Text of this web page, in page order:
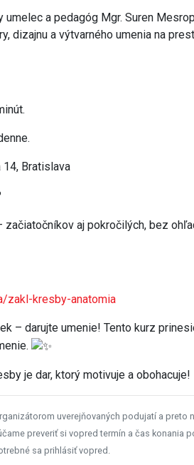
umelec a pedagóg Mgr. Suren
dizajnu a výtvarného umenia na
14, Bratislava
začiatočníkov aj pokročilých, bez
zakl-kresby-anatomia
– darujte umenie! Tento kurz
je dar, ktorý motivuje a obohacuje!
uverejňovaných podujatí a preto
preveriť si vopred termín a čas konania
sa prihlásiť vopred.